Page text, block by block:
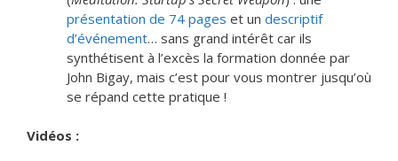
présentation de 74 pages et un descriptif
d’événement… sans grand intérêt car ils
synthétisent à l’excès la formation donnée par
John Bigay, mais c’est pour vous montrer jusqu’où
se répand cette pratique !
Vidéos :